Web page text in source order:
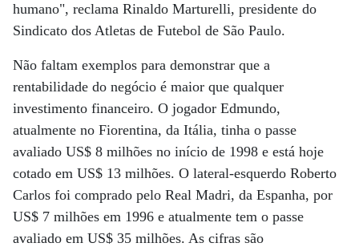
humano", reclama Rinaldo Marturelli, presidente do
Sindicato dos Atletas de Futebol de São Paulo.
Não faltam exemplos para demonstrar que a
rentabilidade do negócio é maior que qualquer
investimento financeiro. O jogador Edmundo,
atualmente no Fiorentina, da Itália, tinha o passe
avaliado US$ 8 milhões no início de 1998 e está hoje
cotado em US$ 13 milhões. O lateral-esquerdo Roberto
Carlos foi comprado pelo Real Madri, da Espanha, por
US$ 7 milhões em 1996 e atualmente tem o passe
avaliado em US$ 35 milhões. As cifras são